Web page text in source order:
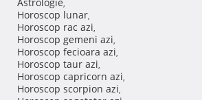
,
Horoscop lunar,
Horoscop rac azi,
Horoscop gemeni azi,
Horoscop fecioara azi,
Horoscop taur azi,
Horoscop capricorn azi,
Horoscop scorpion azi,